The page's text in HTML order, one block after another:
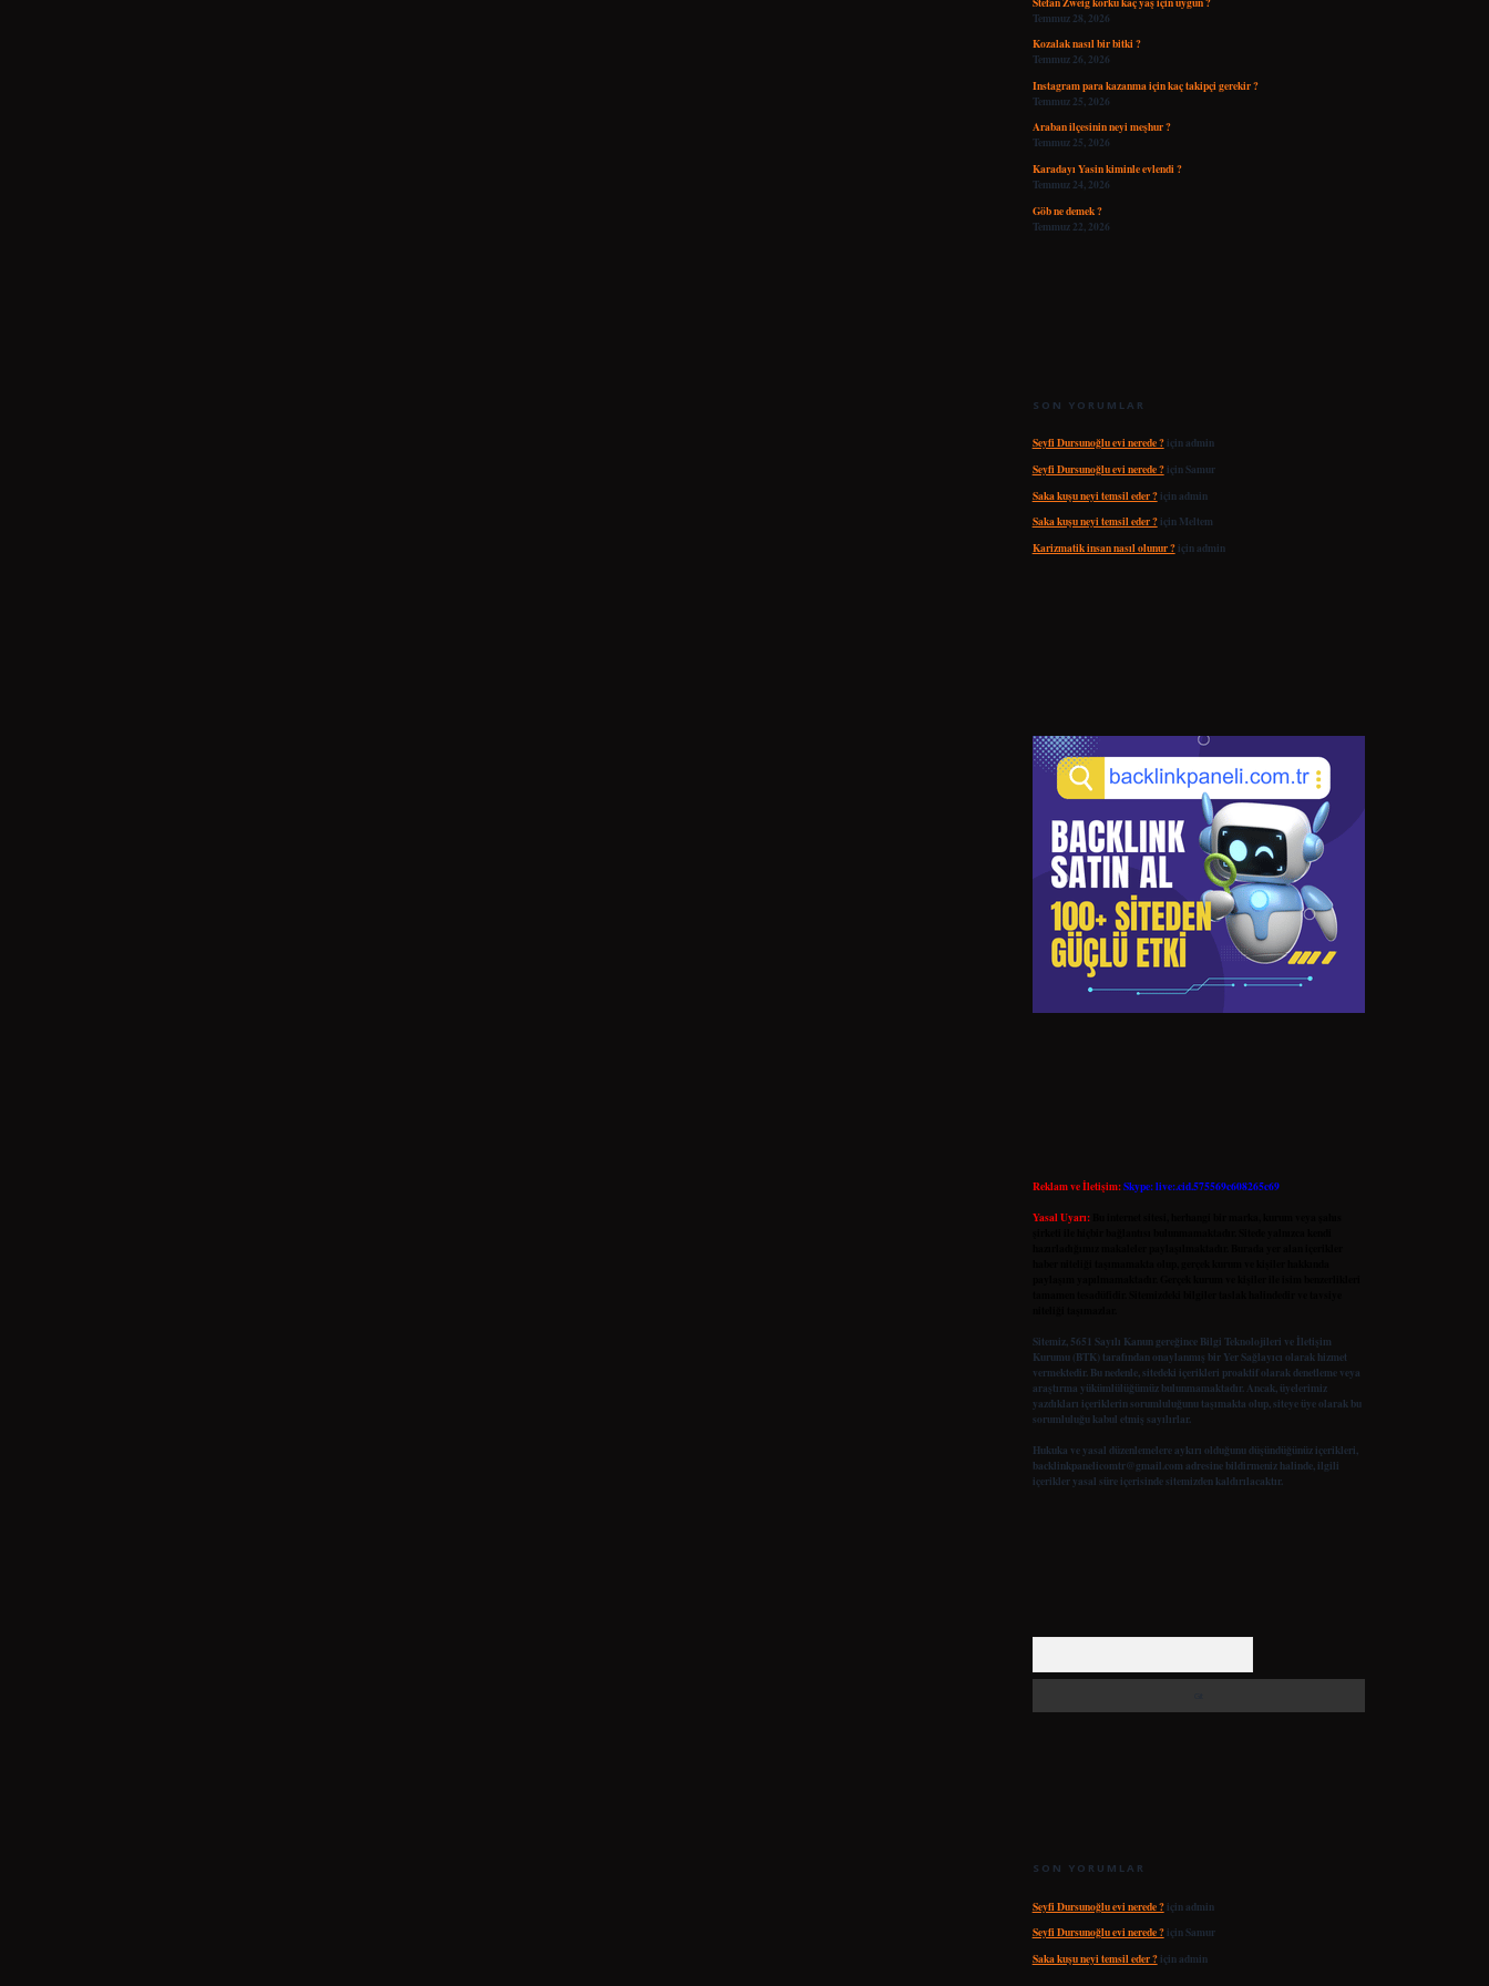
Temmuz 28, 2026
Kozalak nasıl bir bitki ?
Temmuz 26, 2026
Instagram para kazanma için kaç takipçi gerekir ?
Temmuz 25, 2026
Araban ilçesinin neyi meşhur ?
Temmuz 25, 2026
Karadayı Yasin kiminle evlendi ?
Temmuz 24, 2026
Göb ne demek ?
Temmuz 22, 2026
SON YORUMLAR
Seyfi Dursunoğlu evi nerede ?içinadmin
Seyfi Dursunoğlu evi nerede ?içinSamur
Saka kuşu neyi temsil eder ?içinadmin
Saka kuşu neyi temsil eder ?için Meltem
Karizmatik insan nasıl olunur ?içinadmin
Reklam ve İletişim:Skype: live:.cid.575569c608265c69
Yasal Uyarı:
Sitemiz, 5651 Sayılı Kanun gereğince Bilgi Teknolojileri ve İletişim
Kurumu (BTK) tarafından onaylanmış bir Yer Sağlayıcı olarak hizmet
vermektedir. Bu nedenle, sitedeki içerikleri proaktif olarak denetleme veya
araştırma yükümlülüğümüz bulunmamaktadır. Ancak, üyelerimiz
yazdıkları içeriklerin sorumluluğunu taşımakta olup, siteye üye olarak bu
sorumluluğu kabul etmiş sayılırlar.
Hukuka ve yasal düzenlemelere aykırı olduğunu düşündüğünüz içerikleri,
backlinkpanelicomtr@gmail.com adresine bildirmeniz halinde, ilgili
içerikler yasal süre içerisinde sitemizden kaldırılacaktır.
SON YORUMLAR
Seyfi Dursunoğlu evi nerede ?içinadmin
Seyfi Dursunoğlu evi nerede ?içinSamur
Saka kuşu neyi temsil eder ?içinadmin